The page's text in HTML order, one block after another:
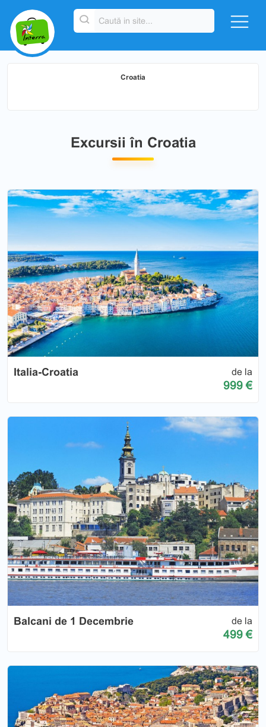
Croatia
Excursii în Croatia
Italia-Croatia de la
999 €
Balcani de 1 Decembrie de la
499 €